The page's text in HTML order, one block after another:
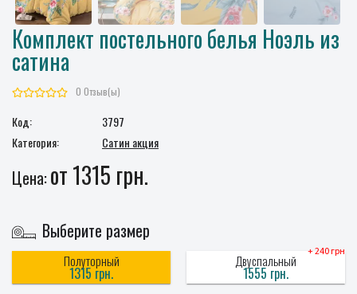
Комплект постельного белья Ноэль из
сатина
0 Отзыв(ы)
Код:
3797
Категория:
Сатин акция
Цена:от 1315 грн.
Выберите размер
Полуторный
1315 грн.
+ 240 грн
Двуспальный
1555 грн.